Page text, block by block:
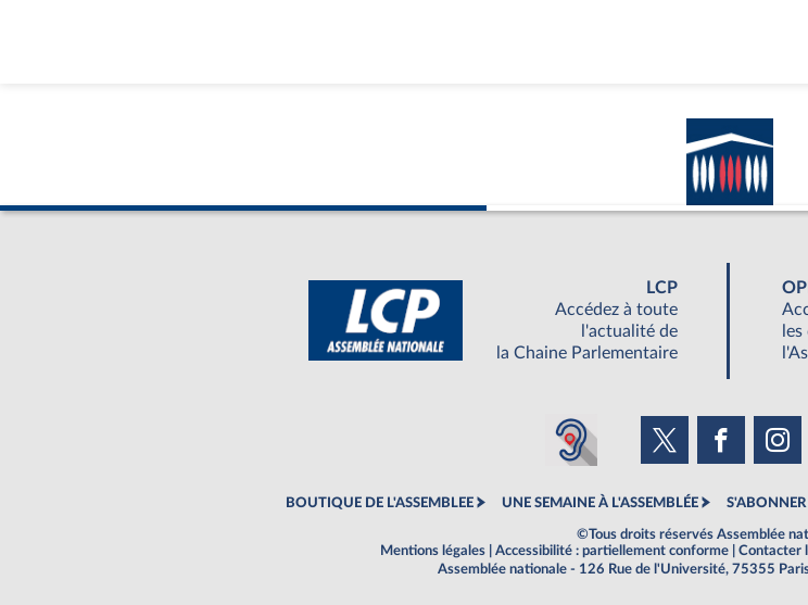
LCP
Accédez à toute
l'actualité de
la Chaine Parlementaire
BOUTIQUE DE L'ASSEMBLEE UNE SEMAINE À L'ASSEMBLÉE S'ABONNER
©Tous droits réservés Assemblée
Mentions légales
Accessibilité : partiellement conforme Contacter
Assemblée nationale - 126 Rue de l'Université, 75355